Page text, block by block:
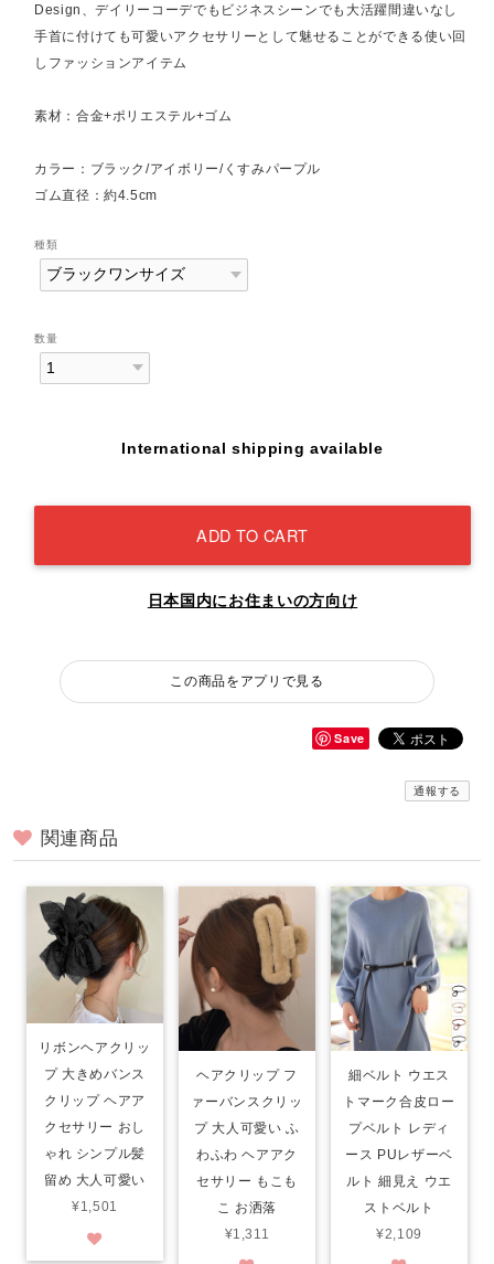
Design、デイリーコーデでもビジネスシーンでも大活躍間違いなし
手首に付けても可愛いアクセサリーとして魅せることができる使い回
しファッションアイテム
素材：合金+ポリエステル+ゴム
カラー：ブラック/アイボリー/くすみパープル
ゴム直径：約4.5cm
種類
数量
International shipping available
ADD TO CART
日本国内にお住まいの方向け
この商品をアプリで見る
Save
通報する
関連商品
リボンヘアクリッ
プ 大きめバンス
クリップ ヘアア
クセサリー おし
ゃれ シンプル髪
留め 大人可愛い
¥1,501
ヘアクリップ フ
ァーバンスクリッ
プ 大人可愛い ふ
わふわ ヘアアク
セサリー もこも
こ お洒落
¥1,311
細ベルト ウエス
トマーク合皮ロー
プベルト レディ
ース PUレザーベ
ルト 細見え ウエ
ストベルト
¥2,109